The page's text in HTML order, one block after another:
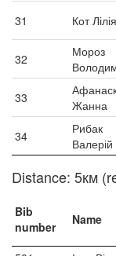
31 Кот Лілія
32
Мороз
33
Жанна
34
Рибак
Валерій
Distance: 5км
Bib
number
Name